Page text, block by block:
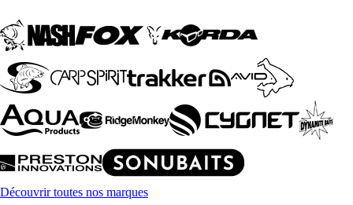
Découvrir toutes nos marques